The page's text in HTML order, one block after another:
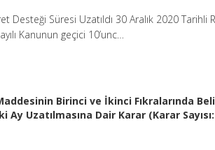
Desteği Süresi Uzatıldı 30 Aralık 2020 Tarihli
Kanunun geçici 10’unc…
Birinci ve İkinci Fıkralarında
Uzatılmasına Dair Karar (Karar Sayısı: